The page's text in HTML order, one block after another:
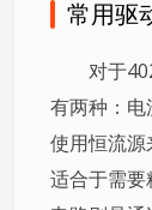
常用驱
对于
有两种：电
使用恒流源
适合于需